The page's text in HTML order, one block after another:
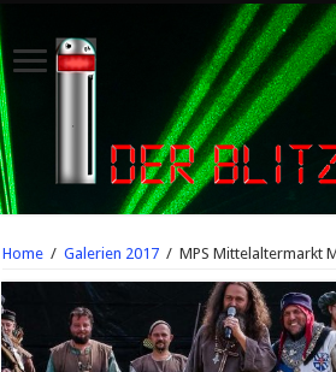
Home / Galerien 2017 / MPS Mittelaltermarkt